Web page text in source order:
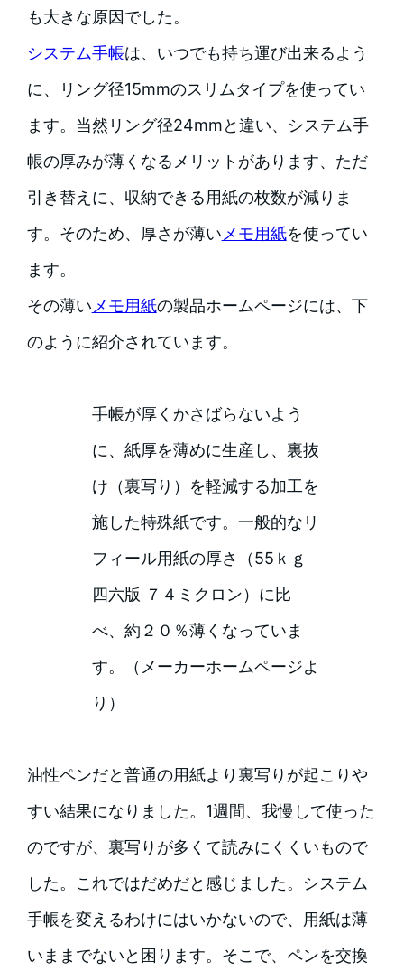
も大きな原因でした。
システム手帳は、いつでも持ち運び出来るよう
に、リング径15mmのスリムタイプを使ってい
ます。当然リング径24mmと違い、システム手
帳の厚みが薄くなるメリットがあります、ただ
引き替えに、収納できる用紙の枚数が減りま
す。そのため、厚さが薄いメモ用紙を使ってい
ます。
その薄いメモ用紙の製品ホームページには、下
のように紹介されています。
手帳が厚くかさばらないよう
に、紙厚を薄めに生産し、裏抜
け（裏写り）を軽減する加工を
施した特殊紙です。一般的なリ
フィール用紙の厚さ（55ｋｇ
四六版 ７４ミクロン）に比
べ、約２０％薄くなっていま
す。（メーカーホームページよ
り）
油性ペンだと普通の用紙より裏写りが起こりや
すい結果になりました。1週間、我慢して使った
のですが、裏写りが多くて読みにくくいもので
した。これではだめだと感じました。システム
手帳を変えるわけにはいかないので、用紙は薄
いままでないと困ります。そこで、ペンを交換